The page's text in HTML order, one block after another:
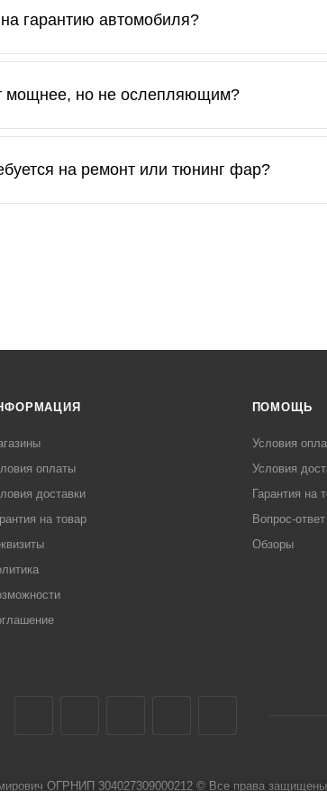
гарантию автомобиля?
мощнее, но не ослепляющим?
на ремонт или тюнинг фар?
оплаты
доставки
на товар
ПОМОЩЬ
Условия
Условия
Гарантия на
Вопрос-ответ
Обзоры
ОГРНИП 304027309000212 © Все права